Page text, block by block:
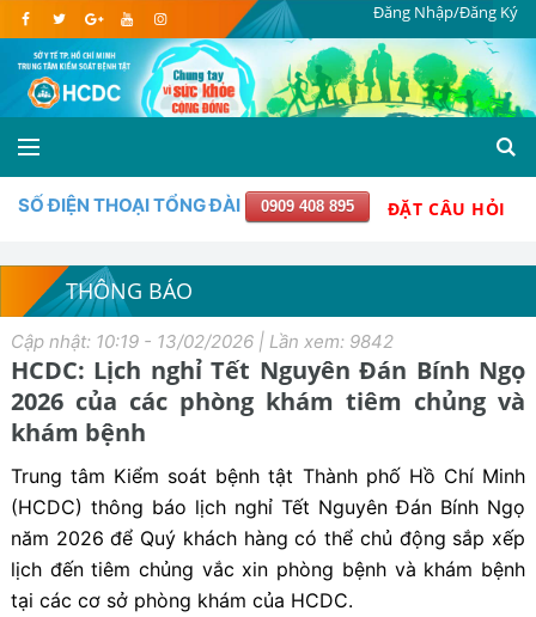
Đăng Nhập/Đăng Ký
SỐ ĐIỆN THOẠI TỔNG ĐÀI 0909 408 895 ĐẶT CÂU HỎI
THÔNG BÁO
Cập nhật: 10:19 - 13/02/2026 | Lần xem: 9842
HCDC: Lịch nghỉ Tết Nguyên Đán Bính Ngọ
2026 của các phòng khám tiêm chủng và
khám bệnh
Trung tâm Kiểm soát bệnh tật Thành phố Hồ Chí Minh
(HCDC) thông báo lịch nghỉ Tết Nguyên Đán Bính Ngọ
năm 2026 để Quý khách hàng có thể chủ động sắp xếp
lịch đến tiêm chủng vắc xin phòng bệnh và khám bệnh
tại các cơ sở phòng khám của HCDC.